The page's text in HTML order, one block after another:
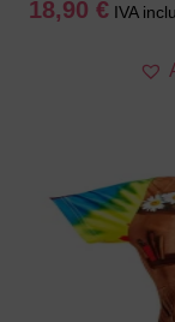
18,90 € IVA